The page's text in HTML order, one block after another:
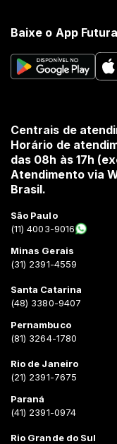
Baixe o App
Centrais de
Horário de
das 08h às 17h
Atendimento via
Brasil.
São Paulo
(11) 4003-9016
Minas Gerais
(31) 2391-4559
Santa Catarina
(48) 3380-9407
Pernambuco
(81) 3264-1780
Rio de Janeiro
(21) 2391-7675
Paraná
(41) 2391-0974
Rio Grande do Sul